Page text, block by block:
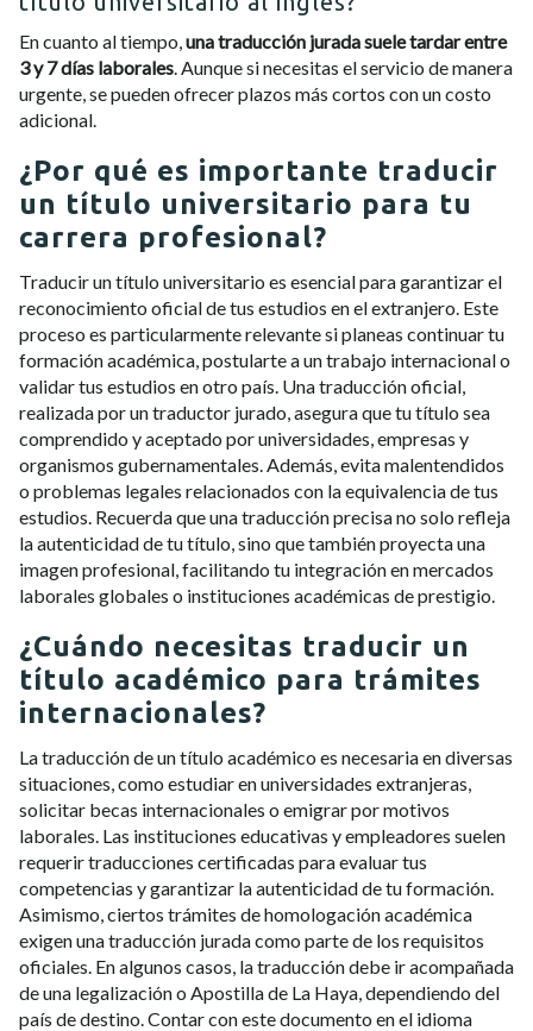
En cuanto al tiempo, una traducción jurada suele tardar entre
3 y 7 días laborales . Aunque si necesitas el servicio de manera
urgente, se pueden ofrecer plazos más cortos con un costo
adicional.
¿Por qué es importante traducir
un título universitario para tu
carrera profesional?
Traducir un título universitario es esencial para garantizar el
reconocimiento oficial de tus estudios en el extranjero. Este
proceso es particularmente relevante si planeas continuar tu
formación académica, postularte a un trabajo internacional o
validar tus estudios en otro país. Una traducción oficial,
realizada por un traductor jurado, asegura que tu título sea
comprendido y aceptado por universidades, empresas y
organismos gubernamentales. Además, evita malentendidos
o problemas legales relacionados con la equivalencia de tus
estudios. Recuerda que una traducción precisa no solo refleja
la autenticidad de tu título, sino que también proyecta una
imagen profesional, facilitando tu integración en mercados
laborales globales o instituciones académicas de prestigio.
¿Cuándo necesitas traducir un
título académico para trámites
internacionales?
La traducción de un título académico es necesaria en diversas
situaciones, como estudiar en universidades extranjeras,
solicitar becas internacionales o emigrar por motivos
laborales. Las instituciones educativas y empleadores suelen
requerir traducciones certificadas para evaluar tus
competencias y garantizar la autenticidad de tu formación.
Asimismo, ciertos trámites de homologación académica
exigen una traducción jurada como parte de los requisitos
oficiales. En algunos casos, la traducción debe ir acompañada
de una legalización o Apostilla de La Haya, dependiendo del
país de destino. Contar con este documento en el idioma